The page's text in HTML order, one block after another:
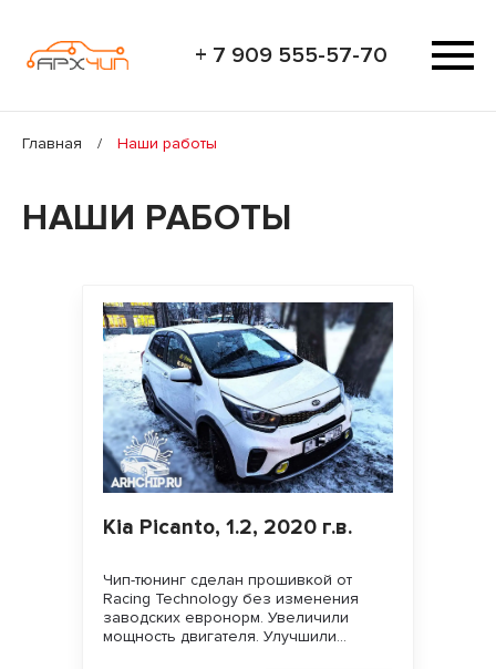
+ 7 909 555-57-70
Главная / Наши работы
НАШИ РАБОТЫ
Kia Picanto, 1.2, 2020 г.в.
Чип-тюнинг сделан прошивкой от
Racing Technology без изменения
заводских евронорм. Увеличили
мощность двигателя. Улучшили